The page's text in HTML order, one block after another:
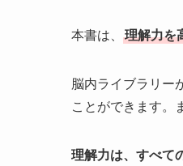
本書は、 理解力を
脳内ライブラリー
ことができます。
理解力は、すべて